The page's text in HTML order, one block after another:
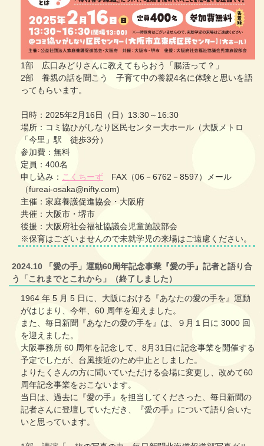
1部 広口みどりさんに教えてもらおう「腸活って？」
2部 養親の話を聞こう 子育て中の養親4名に体験と思いを語
ってもらいます。
日時：2025年2月16日（日）13:30～16:30
場所：コミ協ひがしなり区民センター大ホール（大阪メトロ
「今里」駅 徒歩3分）
参加費：無料
定員：400名
申し込み： こくちーず FAX（06－6762－8597）メール
（fureai-osaka@nifty.com)
主催：家庭養護促進協会・大阪府
共催：大阪市・堺市
後援：大阪府社会福祉協議会児童施設部会
※保育はございませんので未就学児の来場はご遠慮ください。
2024.10 「愛の手」運動60周年記念事業『愛の手』記者と語り合
う「これまでとこれから」（終了しました）
1964 年 5 月 5 日に、大阪における『あなたの愛の手を』運動
がはじまり、今年、60 周年を迎えました。
また、毎日新聞『あなたの愛の手を』は、９月１日に 3000 回
を迎えました。
大阪事務所 60 周年を記念して、8月31日に記念事業を開催する
予定でしたが、台風接近のため中止としました。
よりたくさんの方に聞いていただける会場に変更し、改めて60
周年記念事業をおこないます。
当日は、過去に『愛の手』を担当してくださった、毎日新聞の
記者さんに登壇していただき、『愛の手』について語り合いた
いと思っています。